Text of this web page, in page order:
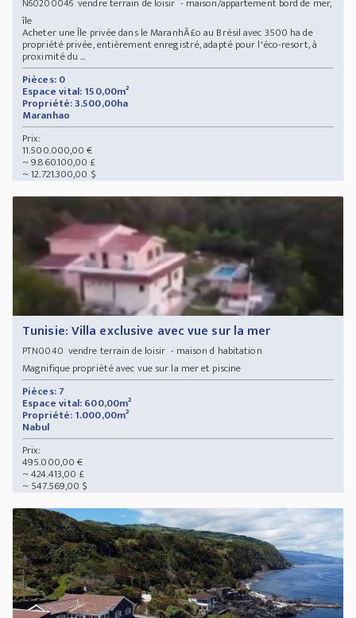
île
Acheter une Île privée dans le MaranhÃ£o au Brésil avec 3500 ha de
propriété privée, entièrement enregistré, adapté pour l'éco-resort, à
proximité du ...
Pièces: 0
Espace vital: 150,00m²
Propriété: 3.500,00ha
Maranhao
Prix:
11.500.000,00 €
~ 9.860.100,00 £
~ 12.721.300,00 $
Tunisie: Villa exclusive avec vue sur la mer
PTN0040 vendre terrain de loisir - maison d habitation
Magnifique propriété avec vue sur la mer et piscine
Pièces: 7
Espace vital: 600,00m²
Propriété: 1.000,00m²
Nabul
Prix:
495.000,00 €
~ 424.413,00 £
~ 547.569,00 $